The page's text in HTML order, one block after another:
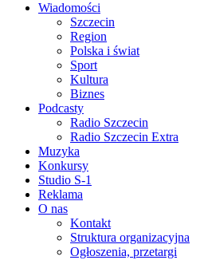
Wiadomości
Szczecin
Region
Polska i świat
Sport
Kultura
Biznes
Podcasty
Radio Szczecin
Radio Szczecin Extra
Muzyka
Konkursy
Studio S-1
Reklama
O nas
Kontakt
Struktura organizacyjna
Ogłoszenia, przetargi